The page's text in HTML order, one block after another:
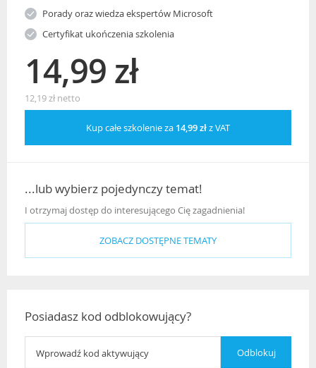
Porady oraz wiedza ekspertów Microsoft
Certyfikat ukończenia szkolenia
14,99 zł
12,19 zł netto
Kup całe szkolenie za 14,99 złz VAT
...lub wybierz pojedynczy temat!
I otrzymaj dostęp do interesującego Cię zagadnienia!
ZOBACZ DOSTĘPNE TEMATY
Posiadasz kod odblokowujący?